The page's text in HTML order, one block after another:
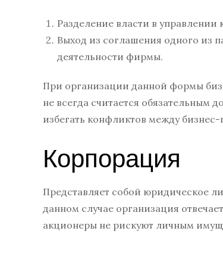
Разделение власти в
Выход из соглашения одного из
деятельности фирмы.
При организации данной формы
не всегда считается обязательным
избегать конфликтов между
Корпорация
Представляет собой юридическое
данном случае организация
акционеры не рискуют личным